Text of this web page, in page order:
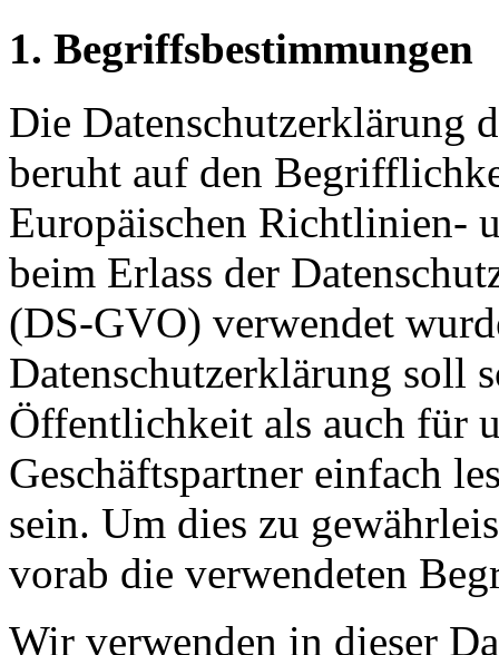
1. Begriffsbestimmungen
Die Datenschutzerklärung
beruht auf den
Europäischen Richtlinien-
beim Erlass der
(DS-GVO) verwendet
Datenschutzerklärung soll
Öffentlichkeit als auch für
Geschäftspartner einfach
sein. Um dies zu
vorab die verwendeten
Wir verwenden in dieser